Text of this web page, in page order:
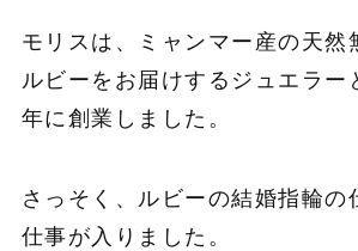
モリスは、ミャンマー産の天然
ルビーをお届けするジュエラー
年に創業しました。
さっそく、ルビーの結婚指輪の
仕事が入りました。